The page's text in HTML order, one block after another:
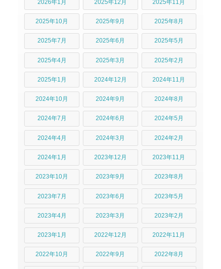
2026年1月 2025年12月 2025年11月
2025年10月 2025年9月 2025年8月
2025年7月 2025年6月 2025年5月
2025年4月 2025年3月 2025年2月
2025年1月 2024年12月 2024年11月
2024年10月 2024年9月 2024年8月
2024年7月 2024年6月 2024年5月
2024年4月 2024年3月 2024年2月
2024年1月 2023年12月 2023年11月
2023年10月 2023年9月 2023年8月
2023年7月 2023年6月 2023年5月
2023年4月 2023年3月 2023年2月
2023年1月 2022年12月 2022年11月
2022年10月 2022年9月 2022年8月